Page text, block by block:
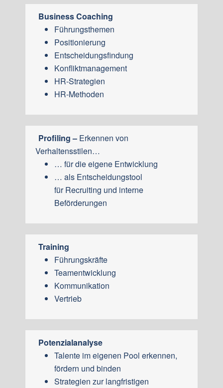
Business Coaching
Führungsthemen
Positionierung
Entscheidungsfindung
Konfliktmanagement
HR-Strategien
HR-Methoden
Profiling – Erkennen von
Verhaltensstilen…
… für die eigene Entwicklung
… als Entscheidungstool
für Recruiting und interne
Beförderungen
Training
Führungskräfte
Teamentwicklung
Kommunikation
Vertrieb
Potenzialanalyse
Talente im eigenen Pool erkennen,
fördern und binden
Strategien zur langfristigen